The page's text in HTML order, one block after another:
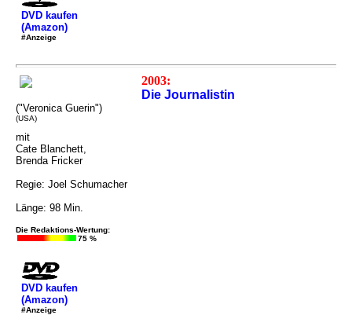
DVD kaufen
(Amazon)
#Anzeige
2003:
Die Journalistin
("Veronica Guerin")
(USA)
mit
Cate Blanchett,
Brenda Fricker
Regie: Joel Schumacher
Länge: 98 Min.
Die Redaktions-Wertung:
75 %
DVD kaufen
(Amazon)
#Anzeige